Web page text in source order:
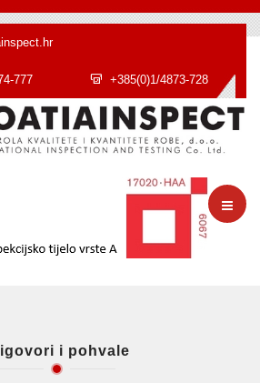
777 +385(0)1/4873-728
i pohvale